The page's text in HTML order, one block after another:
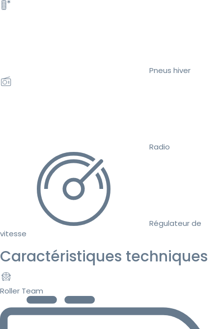
Pneus hiver
Radio
Régulateur de
vitesse
Caractéristiques techniques
Roller Team